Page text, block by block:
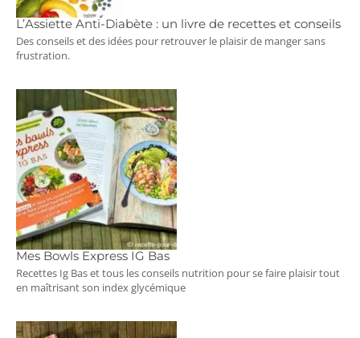
L’Assiette Anti-Diabète : un livre de recettes et conseils
Des conseils et des idées pour retrouver le plaisir de manger sans
frustration.
Mes Bowls Express IG Bas
Recettes Ig Bas et tous les conseils nutrition pour se faire plaisir tout
en maîtrisant son index glycémique